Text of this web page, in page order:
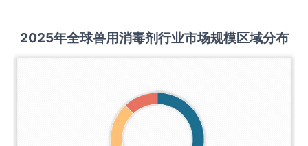
2025年全球兽用消毒剂行业市场规模区域分布